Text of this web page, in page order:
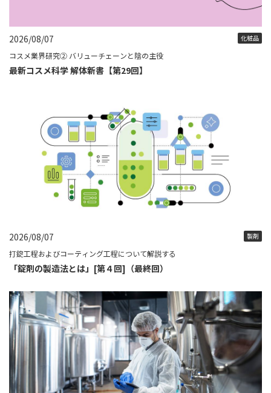
2026/08/07 化粧品
コスメ業界研究② バリューチェーンと陰の主役
最新コスメ科学 解体新書【第29回】
2026/08/07 製剤
打錠工程およびコーティング工程について解説する
「錠剤の製造法とは」[第４回]（最終回）